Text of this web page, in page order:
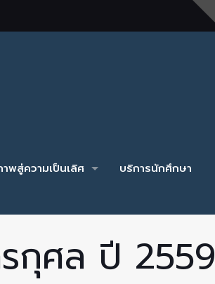
พสู่ความเป็นเลิศ บริการนักศึกษา
กุศล ปี 2559